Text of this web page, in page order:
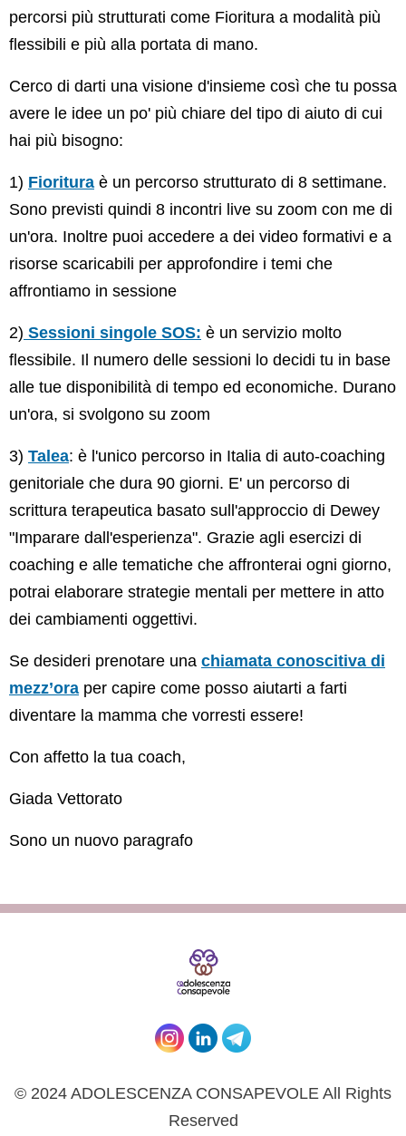
percorsi più strutturati come Fioritura a modalità più
flessibili e più alla portata di mano.
Cerco di darti una visione d'insieme così che tu possa
avere le idee un po' più chiare del tipo di aiuto di cui
hai più bisogno:
1) Fioritura è un percorso strutturato di 8 settimane.
Sono previsti quindi 8 incontri live su zoom con me di
un'ora. Inoltre puoi accedere a dei video formativi e a
risorse scaricabili per approfondire i temi che
affrontiamo in sessione
2) Sessioni singole SOS: è un servizio molto
flessibile. Il numero delle sessioni lo decidi tu in base
alle tue disponibilità di tempo ed economiche. Durano
un'ora, si svolgono su zoom
3) Talea: è l'unico percorso in Italia di auto-coaching
genitoriale che dura 90 giorni. E' un percorso di
scrittura terapeutica basato sull'approccio di Dewey
"Imparare dall'esperienza". Grazie agli esercizi di
coaching e alle tematiche che affronterai ogni giorno,
potrai elaborare strategie mentali per mettere in atto
dei cambiamenti oggettivi.
Se desideri prenotare una chiamata conoscitiva di
mezz’ora per capire come posso aiutarti a farti
diventare la mamma che vorresti essere!
Con affetto la tua coach,
Giada Vettorato
Sono un nuovo paragrafo
© 2024 ADOLESCENZA CONSAPEVOLE All Rights
Reserved